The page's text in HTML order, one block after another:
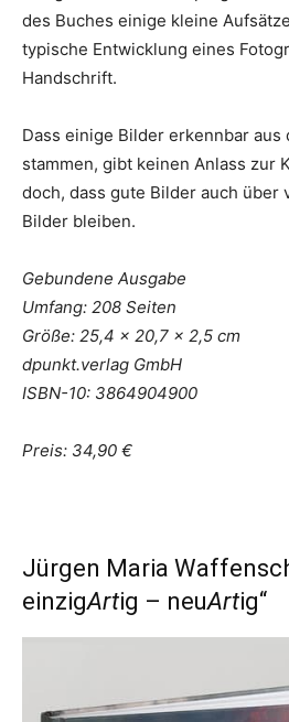
des Buches einige kleine
typische Entwicklung eines
Handschrift.
Dass einige Bilder erkennbar
stammen, gibt keinen Anlass zur
doch, dass gute Bilder auch über
Bilder bleiben.
Gebundene Ausgabe
Umfang: 208 Seiten
Größe: 25,4 x 20,7 x 2,5 cm
dpunkt.verlag GmbH
ISBN-10: 3864904900
Preis: 34,90 €
Jürgen Maria
einzigArtig – neuArtig“